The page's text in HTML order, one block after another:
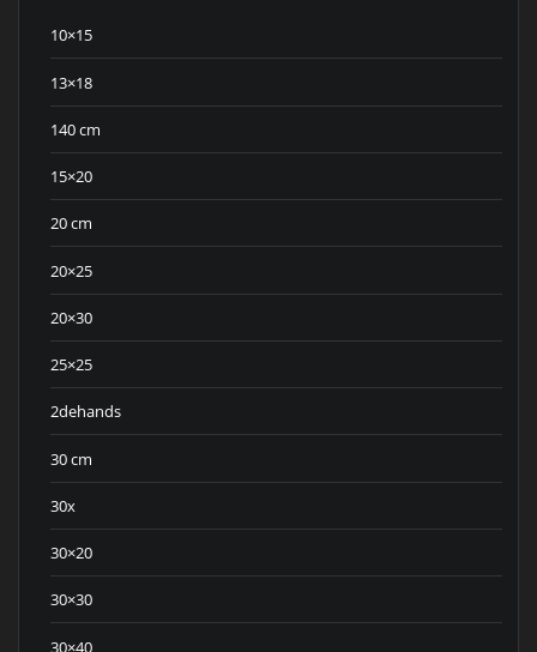
10×15
13×18
140 cm
15×20
20 cm
20×25
20×30
25×25
2dehands
30 cm
30x
30×20
30×30
30×40